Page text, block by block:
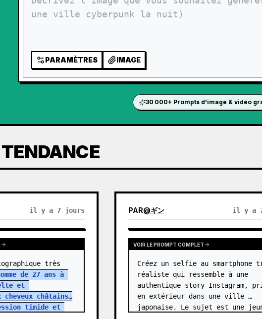
PARAMÈTRES IMAGE
30 000+ Prompts d'image & vidéo
il y a 7 jours
très
de 27 ans à
et
châtains
timide et
PAR@ギン il y a
VOIR LE PROMPT COMPLET
Créez un selfie au smartphone
réaliste qui ressemble à une
authentique story Instagram,
en extérieur dans une ville
japonaise. Le sujet est une